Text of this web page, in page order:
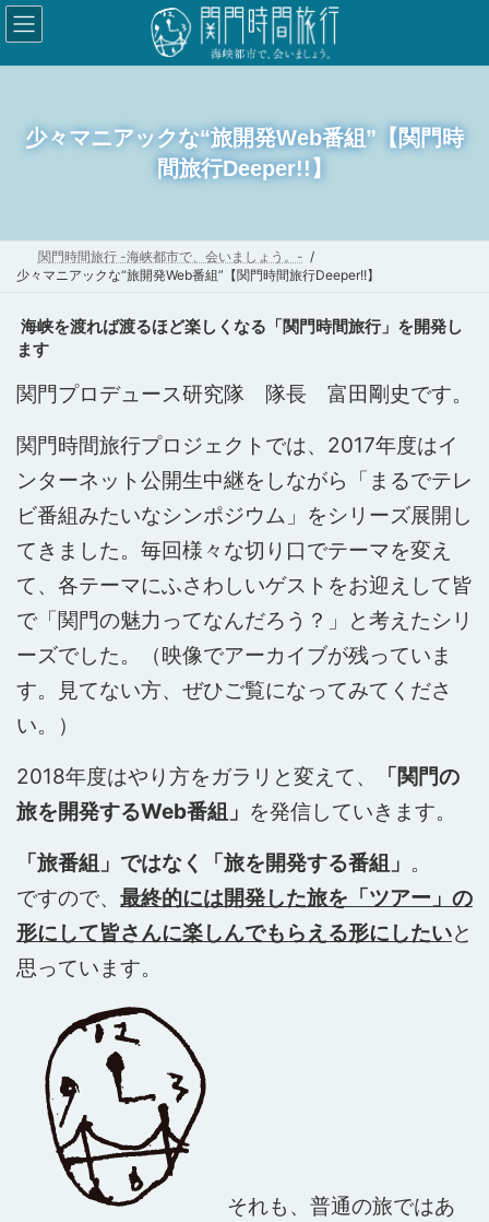
コ
ン
テ
ッ
プ
ナ
ビ
ゲ
移
動
少々マニアックな“旅開発Web番組”【関門時
間旅行Deeper!!】
関門時間旅行 -海峡都市で、会いましょう。-
少々マニアックな“旅開発Web番組”【関門時間旅行Deeper!!】
海峡を渡れば渡るほど楽しくなる「関門時間旅行」を開発し
ます
関門プロデュース研究隊 隊長 富田剛史です。
関門時間旅行プロジェクトでは、2017年度はイ
ンターネット公開生中継をしながら「まるでテレ
ビ番組みたいなシンポジウム」をシリーズ展開し
てきました。毎回様々な切り口でテーマを変え
て、各テーマにふさわしいゲストをお迎えして皆
で「関門の魅力ってなんだろう？」と考えたシリ
ーズでした。（映像でアーカイブが残っていま
す。見てない方、ぜひご覧になってみてくださ
い。）
2018年度はやり方をガラリと変えて、
「関門の
旅を開発するWeb番組」 を発信していきます。
「旅番組」ではなく「旅を開発する番組」 。
ですので、 最終的には開発した旅を「ツアー」の
形にして皆さんに楽しんでもらえる形にしたいと
思っています。
それも、普通の旅ではあ